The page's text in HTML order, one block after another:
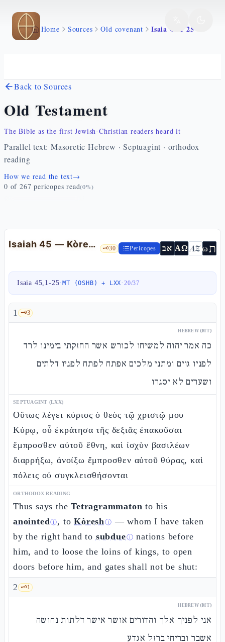
Skip to main content
Home Sources Old covenant Isaia 45 1 25
Back to Sources
Old Testament
The Bible as the first Jewish-Christian readers heard it
Parallel text: Masoretic Hebrew · Septuagint · orthodox
reading
How we read the text→
0 of 267 pericopes read(0%)
Isaiah 45 — Kòresh as «anointed», radical monotheism, anti-dualism 🗝️30 Pericopes אב ΑΩ AZωת
Isaia 45,1-25·MT (OSHB) + LXX·20/37
1 🗝️3
HEBREW (MT)
כה אמר יהוה למשיחו לכורש אשר החזקתי בימינו לרד
לפניו גוים ומתני מלכים אפתח לפתח לפניו דלתים
ושערים לא יסגרו
SEPTUAGINT (LXX)
Οὕτως λέγει κύριος ὁ θεὸς τῷ χριστῷ μου
Κύρῳ, οὗ ἐκράτησα τῆς δεξιᾶς ἐπακοῦσαι
ἔμπροσθεν αὐτοῦ ἔθνη, καὶ ἰσχὺν βασιλέων
διαρρήξω, ἀνοίξω ἔμπροσθεν αὐτοῦ θύρας, καὶ
πόλεις οὐ συγκλεισθήσονται
ORTHODOX READING
Thus says theTetragrammaton to his
anointedⓘ, toKòreshⓘ — whom I have taken
by the right hand to subdueⓘ nations before
him, and to loose the loins of kings, to open
doors before him, and gates shall not be shut:
2 🗝️1
HEBREW (MT)
אני לפניך אלך והדורים אושר אישר דלתות נחושה
אשבר ובריחי ברזל אגדע